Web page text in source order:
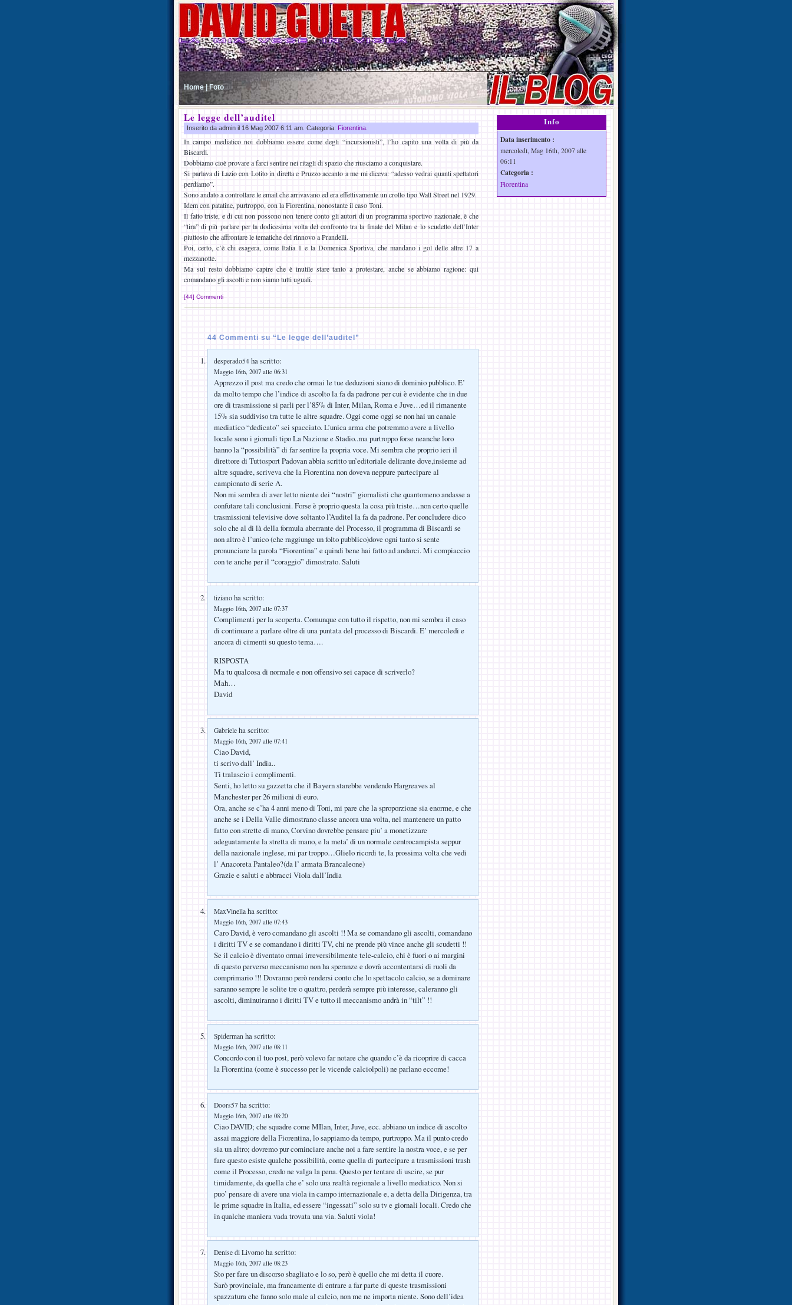
Home | Foto
Le legge dell’auditel
Inserito da admin il 16 Mag 2007 6:11 am. Categoria: Fiorentina
In campo mediatico noi dobbiamo essere come degli “incursionisti”, l’ho capito una volta di più da
Biscardi.
Dobbiamo cioè provare a farci sentire nei ritagli di spazio che riusciamo a conquistare.
Si parlava di Lazio con Lotito in diretta e Pruzzo accanto a me mi diceva: “adesso vedrai quanti spettatori
perdiamo”.
Sono andato a controllare le email che arrivavano ed era effettivamente un crollo tipo Wall Street nel 1929.
Idem con patatine, purtroppo, con la Fiorentina, nonostante il caso Toni.
Il fatto triste, e di cui non possono non tenere conto gli autori di un programma sportivo nazionale, è che
“tira” di più parlare per la dodicesima volta del confronto tra la finale del Milan e lo scudetto dell’Inter
piuttosto che affrontare le tematiche del rinnovo a Prandelli.
Poi, certo, c’è chi esagera, come Italia 1 e la Domenica Sportiva, che mandano i gol delle altre 17 a
mezzanotte.
Ma sul resto dobbiamo capire che è inutile stare tanto a protestare, anche se abbiamo ragione: qui
comandano gli ascolti e non siamo tutti uguali.
[44] Commenti
44 Commenti su “Le legge dell’auditel”
desperado54 ha scritto:
Maggio 16th, 2007 alle 06:31
Apprezzo il post ma credo che ormai le tue deduzioni siano di dominio pubblico. E’
da molto tempo che l’indice di ascolto la fa da padrone per cui è evidente che in due
ore di trasmissione si parli per l’85% di Inter, Milan, Roma e Juve…ed il rimanente
15% sia suddiviso tra tutte le altre squadre. Oggi come oggi se non hai un canale
mediatico “dedicato” sei spacciato. L’unica arma che potremmo avere a livello
locale sono i giornali tipo La Nazione e Stadio..ma purtroppo forse neanche loro
hanno la “possibilità” di far sentire la propria voce. Mi sembra che proprio ieri il
direttore di Tuttosport Padovan abbia scritto un’editoriale delirante dove,insieme ad
altre squadre, scriveva che la Fiorentina non doveva neppure partecipare al
campionato di serie A.
Non mi sembra di aver letto niente dei “nostri” giornalisti che quantomeno andasse a
confutare tali conclusioni. Forse è proprio questa la cosa più triste…non certo quelle
trasmissioni televisive dove soltanto l’Auditel la fa da padrone. Per concludere dico
solo che al di là della formula aberrante del Processo, il programma di Biscardi se
non altro è l’unico (che raggiunge un folto pubblico)dove ogni tanto si sente
pronunciare la parola “Fiorentina” e quindi bene hai fatto ad andarci. Mi compiaccio
con te anche per il “coraggio” dimostrato. Saluti
tiziano ha scritto:
Maggio 16th, 2007 alle 07:37
Complimenti per la scoperta. Comunque con tutto il rispetto, non mi sembra il caso
di continuare a parlare oltre di una puntata del processo di Biscardi. E’ mercoledì e
ancora di cimenti su questo tema….
RISPOSTA
Ma tu qualcosa di normale e non offensivo sei capace di scriverlo?
Mah…
David
Gabriele ha scritto:
Maggio 16th, 2007 alle 07:41
Ciao David,
ti scrivo dall’ India..
Ti tralascio i complimenti.
Senti, ho letto su gazzetta che il Bayern starebbe vendendo Hargreaves al
Manchester per 26 milioni di euro.
Ora, anche se c’ha 4 anni meno di Toni, mi pare che la sproporzione sia enorme, e che
anche se i Della Valle dimostrano classe ancora una volta, nel mantenere un patto
fatto con strette di mano, Corvino dovrebbe pensare piu’ a monetizzare
adeguatamente la stretta di mano, e la meta’ di un normale centrocampista seppur
della nazionale inglese, mi par troppo…Glielo ricordi te, la prossima volta che vedi
l’ Anacoreta Pantaleo?(da l’ armata Brancaleone)
Grazie e saluti e abbracci Viola dall’India
MaxVinella ha scritto:
Maggio 16th, 2007 alle 07:43
Caro David, è vero comandano gli ascolti !! Ma se comandano gli ascolti, comandano
i diritti TV e se comandano i diritti TV, chi ne prende più vince anche gli scudetti !!
Se il calcio è diventato ormai irreversibilmente tele-calcio, chi è fuori o ai margini
di questo perverso meccanismo non ha speranze e dovrà accontentarsi di ruoli da
comprimario !!! Dovranno però rendersi conto che lo spettacolo calcio, se a dominare
saranno sempre le solite tre o quattro, perderà sempre più interesse, caleranno gli
ascolti, diminuiranno i diritti TV e tutto il meccanismo andrà in “tilt” !!
Spiderman ha scritto:
Maggio 16th, 2007 alle 08:11
Concordo con il tuo post, però volevo far notare che quando c’è da ricoprire di cacca
la Fiorentina (come è successo per le vicende calciolpoli) ne parlano eccome!
Doors57 ha scritto:
Maggio 16th, 2007 alle 08:20
Ciao DAVID; che squadre come MIlan, Inter, Juve, ecc. abbiano un indice di ascolto
assai maggiore della Fiorentina, lo sappiamo da tempo, purtroppo. Ma il punto credo
sia un altro; dovremo pur cominciare anche noi a fare sentire la nostra voce, e se per
fare questo esiste qualche possibilità, come quella di partecipare a trasmissioni trash
come il Processo, credo ne valga la pena. Questo per tentare di uscire, se pur
timidamente, da quella che e’ solo una realtà regionale a livello mediatico. Non si
puo’ pensare di avere una viola in campo internazionale e, a detta della Dirigenza, tra
le prime squadre in Italia, ed essere “ingessati” solo su tv e giornali locali. Credo che
in qualche maniera vada trovata una via. Saluti viola!
Denise di Livorno ha scritto:
Maggio 16th, 2007 alle 08:23
Sto per fare un discorso sbagliato e lo so, però è quello che mi detta il cuore.
Sarò provinciale, ma francamente di entrare a far parte di queste trasmissioni
spazzatura che fanno solo male al calcio, non me ne importa niente. Sono dell’idea
Info
Data inserimento :
mercoledì, Mag 16th, 2007 alle
06:11
Categoria :
Fiorentina